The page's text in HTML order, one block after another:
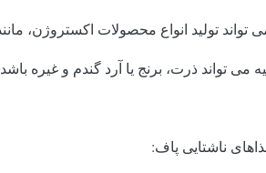
می تواند ذرت، برنج یا آرد گندم و غیره باشد